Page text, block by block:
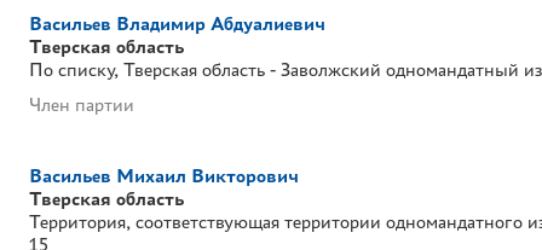
Васильев Владимир Абдуалиевич
Тверская область
По списку Тверская область - Заволжский одномандатный
Член партии
Васильев Михаил Викторович
Тверская область
Территория, соответствующая территории
15